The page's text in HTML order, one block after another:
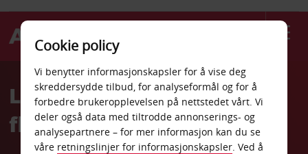
Welcome
AvisLeiebil Avignon Caumont
flyplass
Cookie policy
Vi benytter informasjonskapsler for å vise deg
skreddersydde tilbud, for analyseformål og for å
forbedre brukeropplevelsen på nettstedet vårt. Vi
deler også data med tiltrodde annonserings- og
analysepartnere – for mer informasjon kan du se
våre retningslinjer for informasjonskapsler. Ved å